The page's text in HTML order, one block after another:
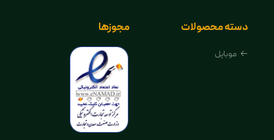
دسته محصولات
موبایل
مجوزها